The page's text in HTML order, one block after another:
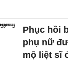
Phục hồi
phụ nữ
mộ liệt sĩ